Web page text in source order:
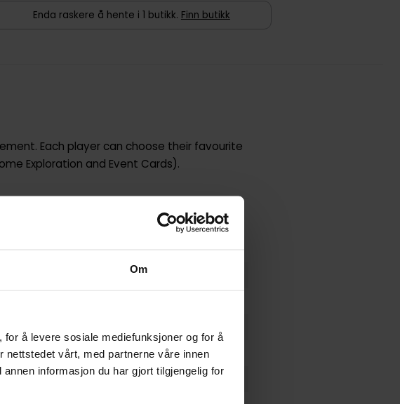
Om
å levere sosiale mediefunksjoner og for å
vårt, med partnerne våre innen
informasjon du har gjort tilgjengelig for
Enda raskere å hente i 1 butikk. Finn butikk
Each player can choose their favourite
Exploration and Event Cards).
World